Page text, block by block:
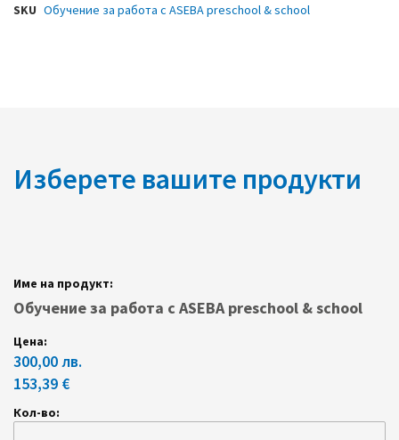
SKU Обучение за работа с ASEBA preschool & school
Изберете вашите продукти
продуктови
елементи
Обучение за работа с ASEBA preschool & school
300,00 лв.
153,39 €